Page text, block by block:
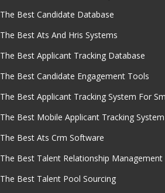
The Best Candidate Database
The Best Ats And Hris Systems
The Best Applicant Tracking Database
The Best Candidate Engagement Tools
The Best Applicant Tracking System For
The Best Mobile Applicant Tracking System
The Best Ats Crm Software
The Best Talent Relationship Management
The Best Talent Pool Sourcing